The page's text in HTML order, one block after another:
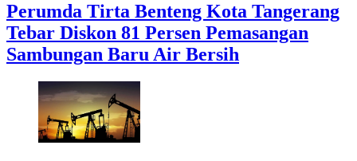
Perumda Tirta Benteng Kota Tangerang
Tebar Diskon 81 Persen Pemasangan
Sambungan Baru Air Bersih